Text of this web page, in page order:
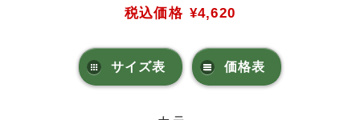
税込価格 ¥4,620
サイズ表 価格表